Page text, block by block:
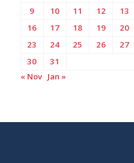
9
10 11 12 13
16
17 18 19 20
23
24 25 26 27
30
31
« Nov Jan »